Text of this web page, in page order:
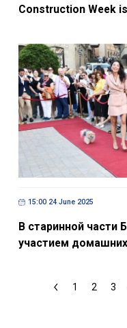
Construction Week
15:00 24 June 2025
В старинной части
участием
1 2 3